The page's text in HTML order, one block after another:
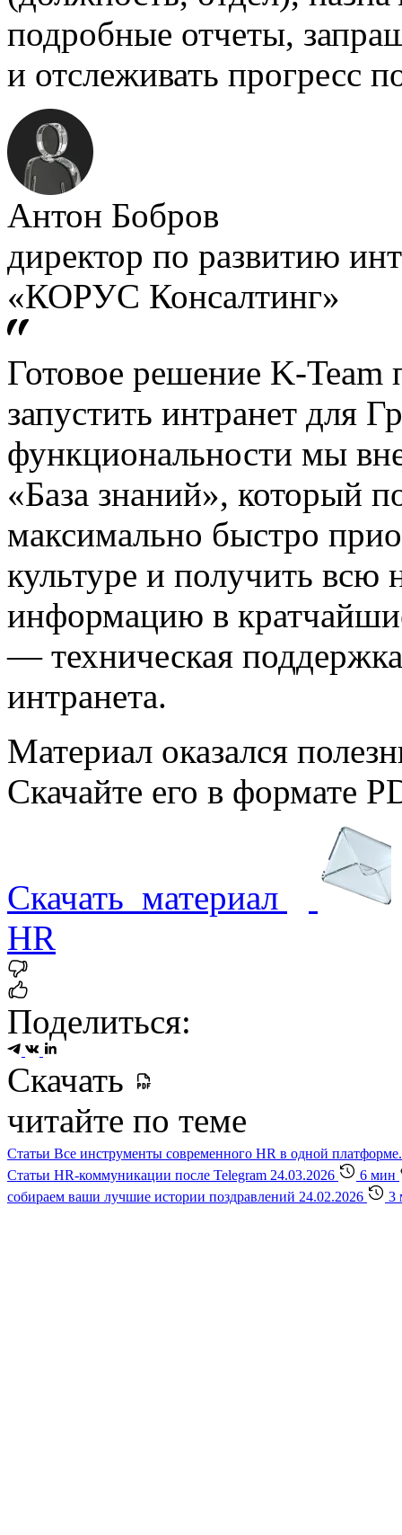
подробные отчеты,
и отслеживать прогресс
Антон Бобров
директор по развитию
«КОРУС Консалтинг»
Готовое решение K-Team
запустить интранет для
функциональности мы
«База знаний», который
максимально быстро
культуре и получить
информацию в
— техническая
интранета.
Материал оказался
Скачайте его в формате
Скачать материал
HR
Поделиться:
Скачать
читайте по теме
Статьи Все инструменты современного HR в одной
Статьи HR-коммуникации после Telegram 24.03.2026
6 мин
собираем ваши лучшие истории поздравлений 24.02.2026 3